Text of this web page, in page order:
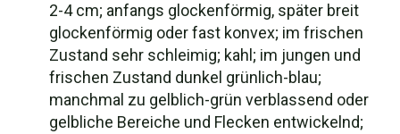
2-4 cm; anfangs glockenförmig, später breit
glockenförmig oder fast konvex; im frischen
Zustand sehr schleimig; kahl; im jungen und
frischen Zustand dunkel grünlich-blau;
manchmal zu gelblich-grün verblassend oder
gelbliche Bereiche und Flecken entwickelnd;